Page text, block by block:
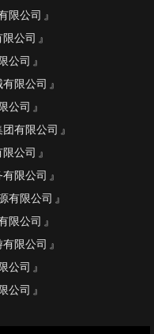
限公司
公司
公司
限公司
公司
有限公司
公司
限公司
有限公司
限公司
限公司
公司
公司